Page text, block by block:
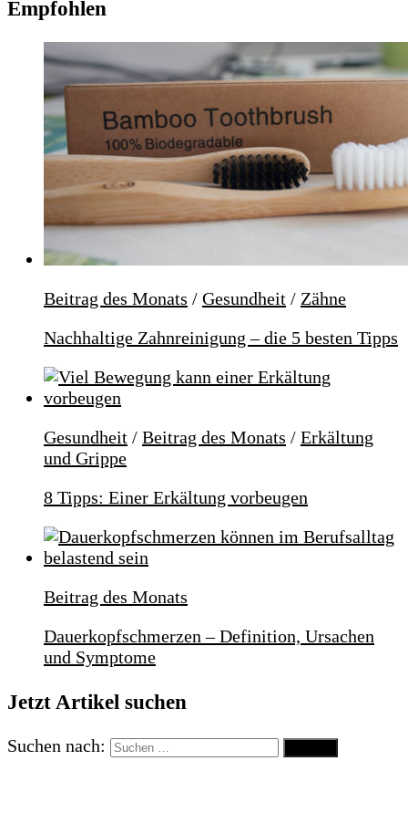
Empfohlen
Beitrag des Monats / Gesundheit / Zähne
Nachhaltige Zahnreinigung – die 5 besten Tipps
Gesundheit / Beitrag des Monats / Erkältung
und Grippe
8 Tipps: Einer Erkältung vorbeugen
Beitrag des Monats
Dauerkopfschmerzen – Definition, Ursachen
und Symptome
Jetzt Artikel suchen
Suchen nach: